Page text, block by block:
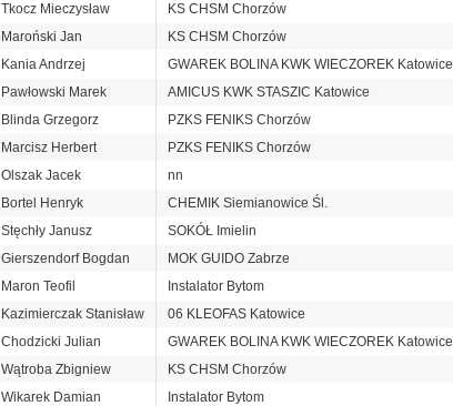
Tkocz Mieczysław KS CHSM Chorzów
Maroński Jan KS CHSM Chorzów
Kania Andrzej GWAREK BOLINA KWK WIECZOREK Katowice
Pawłowski Marek AMICUS KWK STASZIC Katowice
Blinda Grzegorz PZKS FENIKS Chorzów
Marcisz Herbert PZKS FENIKS Chorzów
Olszak Jacek nn
Bortel Henryk CHEMIK Siemianowice Śl.
Stęchły Janusz SOKÓŁ Imielin
Gierszendorf Bogdan MOK GUIDO Zabrze
Maron Teofil Instalator Bytom
Kazimierczak Stanisław 06 KLEOFAS Katowice
Chodzicki Julian GWAREK BOLINA KWK WIECZOREK Katowice
Wątroba Zbigniew KS CHSM Chorzów
Wikarek Damian Instalator Bytom